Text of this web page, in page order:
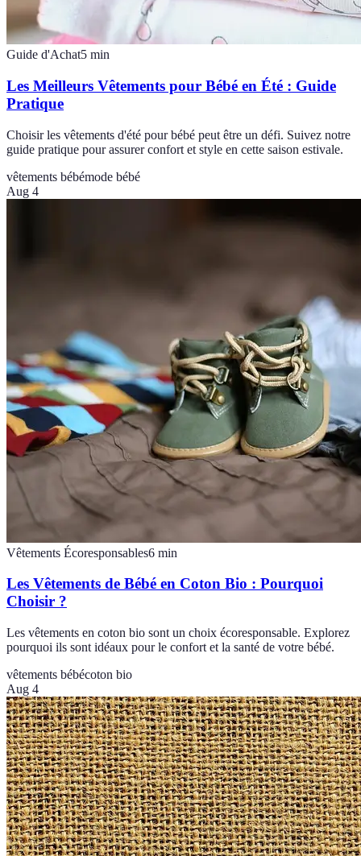
Guide d'Achat5 min
Les Meilleurs Vêtements pour Bébé en Été : Guide
Pratique
Choisir les vêtements d'été pour bébé peut être un défi. Suivez notre
guide pratique pour assurer confort et style en cette saison estivale.
vêtements bébémode bébé
Aug 4
Vêtements Écoresponsables6 min
Les Vêtements de Bébé en Coton Bio : Pourquoi
Choisir ?
Les vêtements en coton bio sont un choix écoresponsable. Explorez
pourquoi ils sont idéaux pour le confort et la santé de votre bébé.
vêtements bébécoton bio
Aug 4